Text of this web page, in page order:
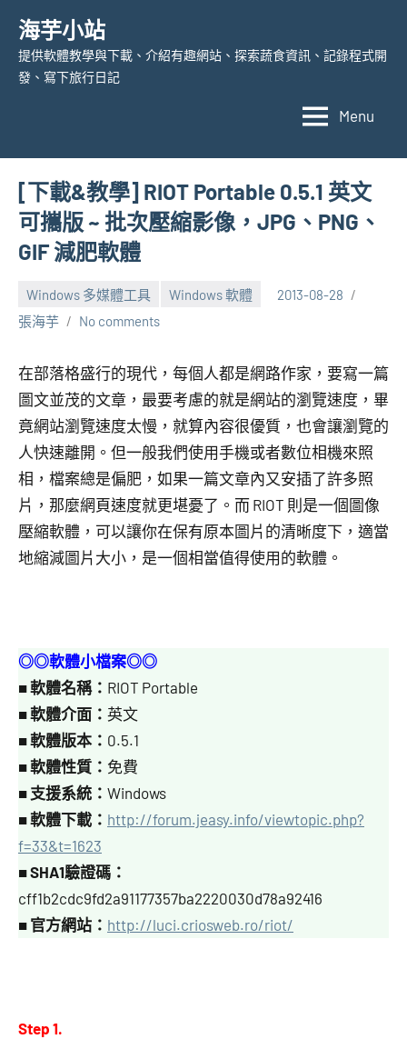
content
海芋小站
提供軟體教學與下載、介紹有趣網站、探索蔬食資訊、記錄程式開
發、寫下旅行日記
Menu
[下載&教學] RIOT Portable 0.5.1 英文
可攜版 ~ 批次壓縮影像，JPG、PNG、
GIF 減肥軟體
Windows 多媒體工具 Windows 軟體
2013-08-28
張海芋
No comments
在部落格盛行的現代，每個人都是網路作家，要寫一篇
圖文並茂的文章，最要考慮的就是網站的瀏覽速度，畢
竟網站瀏覽速度太慢，就算內容很優質，也會讓瀏覽的
人快速離開。但一般我們使用手機或者數位相機來照
相，檔案總是偏肥，如果一篇文章內又安插了許多照
片，那麼網頁速度就更堪憂了。而 RIOT 則是一個圖像
壓縮軟體，可以讓你在保有原本圖片的清晰度下，適當
地縮減圖片大小，是一個相當值得使用的軟體。
◎◎軟體小檔案◎◎
■軟體名稱： RIOT Portable
■軟體介面： 英文
■軟體版本： 0.5.1
■軟體性質： 免費
■ 支援系統： Windows
■軟體下載： http://forum.jeasy.info/viewtopic.php?
f=33&t=1623
■SHA1驗證碼：
cff1b2cdc9fd2a91177357ba2220030d78a92416
■ 官方網站： http://luci.criosweb.ro/riot/
Step 1.